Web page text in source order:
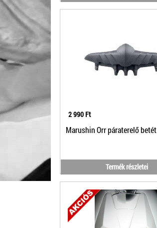
2 990 Ft
Marushin Orr páraterelő betét
Termék részletei